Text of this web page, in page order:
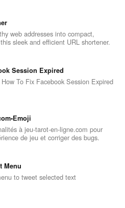
web addresses into compact,
sleek and efficient URL shortener.
Session Expired
To Fix Facebook Session Expired
à jeu-tarot-en-ligne.com pour
de jeu et corriger des bugs.
Menu
to tweet selected text